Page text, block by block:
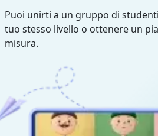
Puoi unirti a un gruppo di
tuo stesso livello o ottenere un
misura.